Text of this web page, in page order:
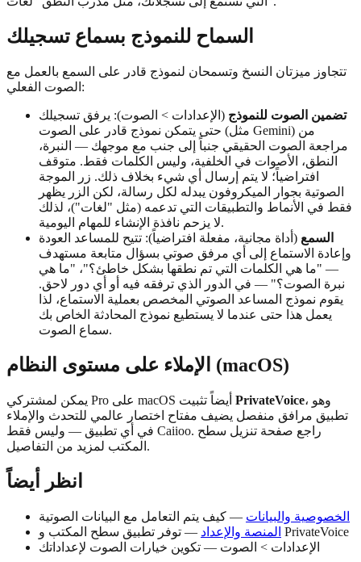
السماح للنموذج بسماع تسجيلك
تتجاوز ميزتان النسخ وتسمحان لنموذج قادر على السمع بالعمل مع
الصوت الفعلي:
تضمين الصوت للنموذج (الإعدادات > الصوت): يرفق تسجيلك
حتى يتمكن نموذج قادر على الصوت (مثل Gemini) من
مراجعة الصوت الحقيقي جنباً إلى جنب مع موجهك — النبرة،
النطق، الأصوات في الخلفية، وليس الكلمات فقط. متوقف
افتراضياً؛ لا يتم إرسال أي شيء بخلاف ذلك. زر الموجة
الصوتية بجوار الميكروفون يبدله لكل رسالة، لكن الزر يظهر
فقط في الأنماط والتطبيقات التي تدعمه (مثل "لغات")، لذلك
لا يزحم نافذة الإنشاء للمهام اليومية.
السمع (أداة مجانية، مفعلة افتراضياً): تتيح للمساعد العودة
وإعادة الاستماع إلى أي مرفق صوتي بسؤال متابعة مستهدف
— "ما هي الكلمات التي تم نطقها بشكل خاطئ؟"، "ما هي
نبرة الصوت؟" — في الدور الذي ترفقه فيه أو أي دور لاحق.
يقوم نموذج المساعد الصوتي المخصص بعملية الاستماع، لذا
يعمل هذا حتى عندما لا يستطيع نموذج المحادثة الخاص بك
سماع الصوت.
الإملاء على مستوى النظام (macOS)
PrivateVoice، وهو
تطبيق مرافق منفصل يضيف مفتاح اختصار عالمي للتحدث والإملاء
في أي تطبيق — وليس فقط Caiioo. راجع صفحة تنزيل سطح
المكتب لمزيد من التفاصيل.
انظر أيضاً
الخصوصية والبيانات — كيف يتم التعامل مع البيانات الصوتية
المنصة والإعداد — توفر تطبيق سطح المكتب و PrivateVoice
الإعدادات > الصوت — تكوين خيارات الصوت لإعداداتك